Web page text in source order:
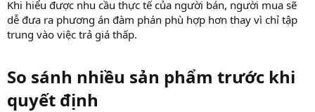
Khi hiểu được nhu cầu thực tế của người bán, người mua sẽ
dễ đưa ra phương án đàm phán phù hợp hơn thay vì chỉ tập
trung vào việc trả giá thấp.
So sánh nhiều sản phẩm trước khi
quyết định​